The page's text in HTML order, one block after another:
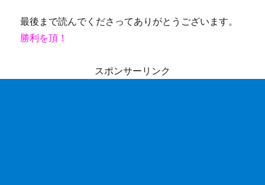
最後まで読んでくださってありがとうございます。
勝利を頂！
スポンサーリンク